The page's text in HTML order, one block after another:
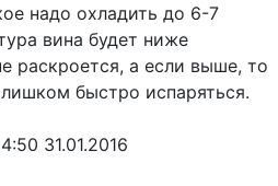
надо охладить до 6-7
вина будет ниже
раскроется, а если выше, то
быстро испаряться.
31.01.2016